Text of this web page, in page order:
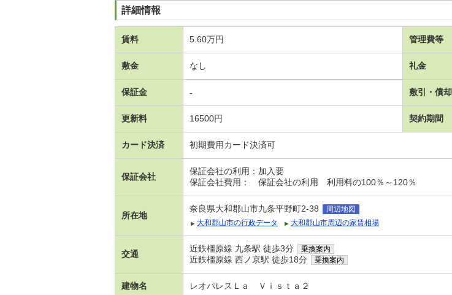
詳細情報
賃料 5.60万円 管理費等
敷金 なし 礼金
保証金 - 敷引・償却
更新料 16500円 契約期間
カード決済 初期費用カード決済可
保証会社
保証会社の利用：加入要
保証会社費用： 保証会社の利用 利用料の100％～120％
所在地
奈良県大和郡山市九条平野町2-38
周辺地図
大和郡山市の行政データ
大和郡山市周辺の家賃相場
交通
近鉄橿原線 九条駅 徒歩3分 乗換案内
近鉄橿原線 西ノ京駅 徒歩18分 乗換案内
建物名 レオパレスＬａ Ｖｉｓｔａ２